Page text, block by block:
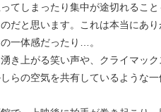
てしまったり集中が途切れるこ
だと思います。これは本当にあ
一体感だったり…。
き上がる笑い声や、クライマッ
らの空気を共有しているような